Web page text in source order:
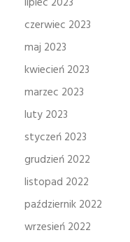
czerwiec 2023
maj 2023
kwiecień 2023
marzec 2023
luty 2023
styczeń 2023
grudzień 2022
listopad 2022
październik 2022
wrzesień 2022